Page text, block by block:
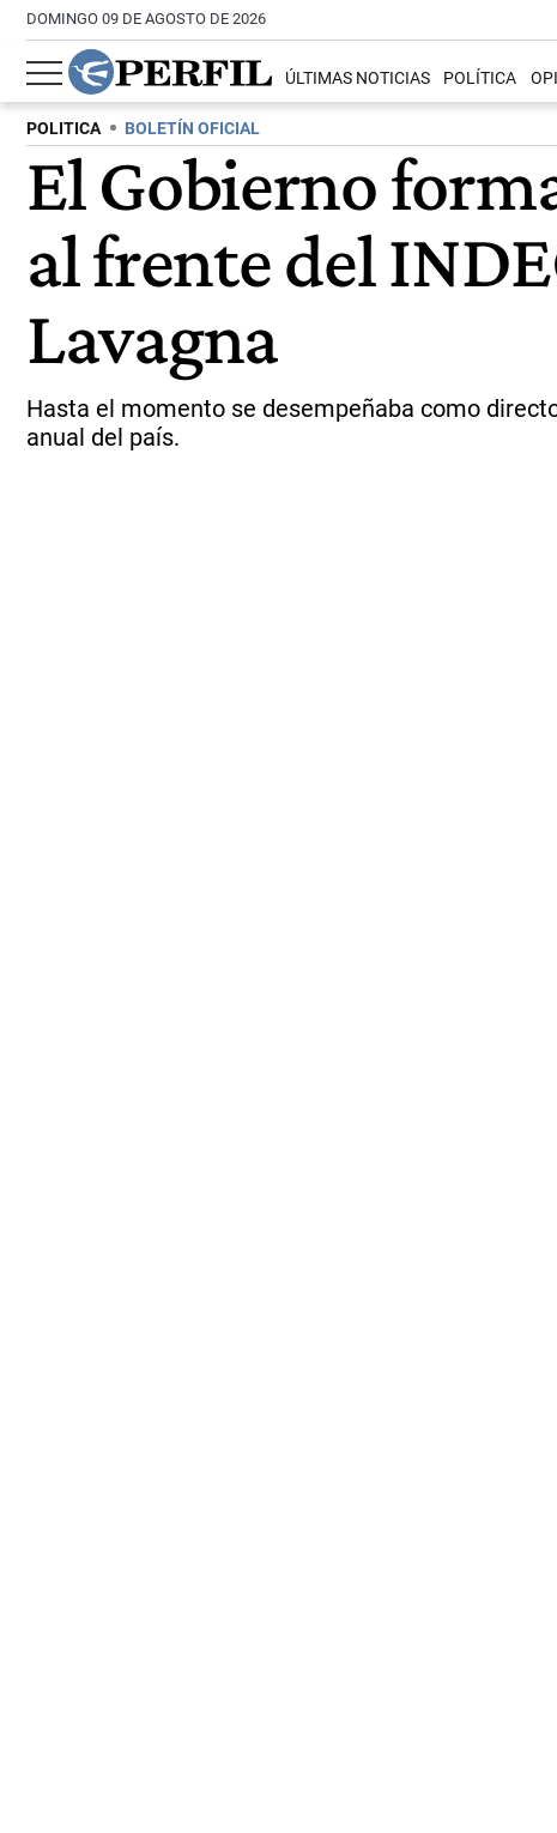
DOMINGO 09 DE AGOSTO DE 2026
ÚLTIMAS NOTICIAS POLÍTICA
POLITICA BOLETÍN OFICIAL
El Gobierno
al frente del
Lavagna
Hasta el momento se desempeñaba como
anual del país.